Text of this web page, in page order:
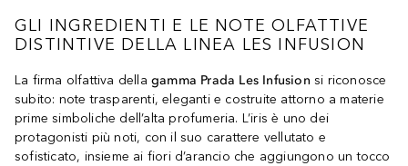
GLI INGREDIENTI E LE NOTE OLFATTIVE
DISTINTIVE DELLA LINEA LES INFUSION
La firma olfattiva della gamma Prada Les Infusion si riconosce
subito: note trasparenti, eleganti e costruite attorno a materie
prime simboliche dell’alta profumeria. L’iris è uno dei
protagonisti più noti, con il suo carattere vellutato e
sofisticato, insieme ai fiori d’arancio che aggiungono un tocco